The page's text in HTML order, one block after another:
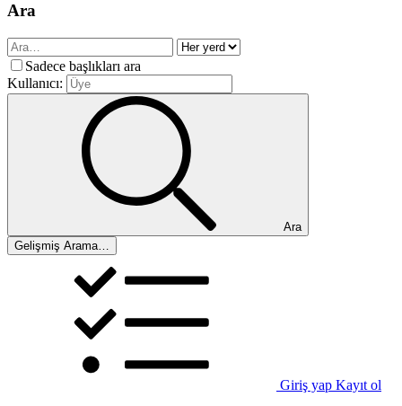
Ara
Sadece başlıkları ara
Kullanıcı:
Ara
Gelişmiş Arama…
Giriş yap Kayıt ol